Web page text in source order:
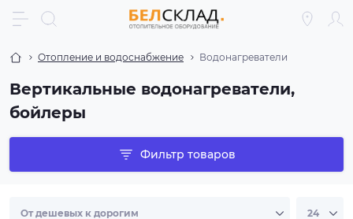
Отопление и водоснабжение Водонагреватели
Вертикальные водонагреватели,
бойлеры
Фильтр товаров